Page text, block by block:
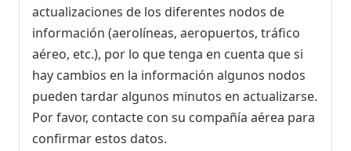
actualizaciones de los diferentes nodos de
información (aerolíneas, aeropuertos, tráfico
aéreo, etc.), por lo que tenga en cuenta que si
hay cambios en la información algunos nodos
pueden tardar algunos minutos en actualizarse.
Por favor, contacte con su compañía aérea para
confirmar estos datos.